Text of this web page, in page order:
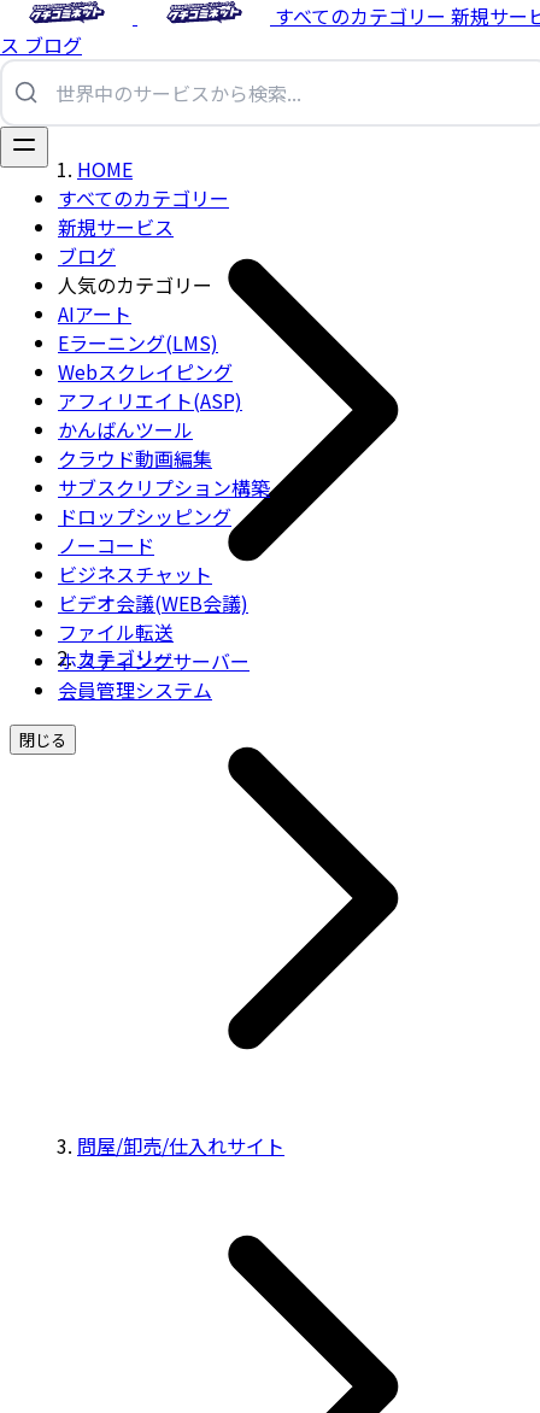
すべてのカテゴリー 新規サー
ス ブログ
すべてのカテゴリー
新規サービス
ブログ
人気のカテゴリー
AIアート
Eラーニング(LMS)
Webスクレイピング
アフィリエイト(ASP)
かんばんツール
クラウド動画編集
サブスクリプション構築
ドロップシッピング
ノーコード
ビジネスチャット
ビデオ会議(WEB会議)
ファイル転送
ホスティングサーバー
会員管理システム
閉じる
HOME
カテゴリー
問屋/卸売/仕入れサイト